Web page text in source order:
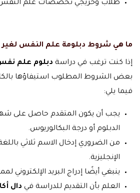
طلاب وخريجي تخصصات علم النفس
ما هي شروط دبلومة علم النفس
إذا كنت ترغب في دراسة دبلوم علم
بعض الشروط المطلوب استيفاؤها
فيما يلي:
يجب أن يكون المتقدم حاصل على
الدبلوم أو درجة البكالوريوس.
من الضروري إدخال الاسم ثلاثي
الإنجليزية.
ينبغي أيضًا إدراج البريد الإلكتروني
العلم بأن التقديم للدراسة في دال